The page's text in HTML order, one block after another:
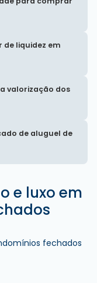
liquidez em
valorização dos
de aluguel de
e luxo em